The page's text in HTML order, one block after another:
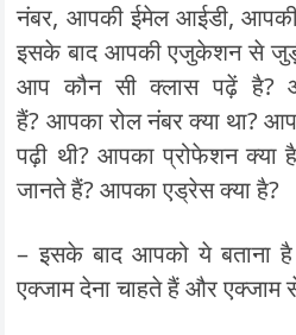
नंबर, आपकी ईमेल आईडी,
इसके बाद आपकी एजुकेशन से
आप कौन सी क्लास पढ़ें है?
हैं? आपका रोल नंबर क्या था?
पढ़ी थी? आपका प्रोफेशन क्या
जानते हैं? आपका एड्रेस क्या है?
– इसके बाद आपको ये बताना
एक्जाम देना चाहते हैं और एक्जाम